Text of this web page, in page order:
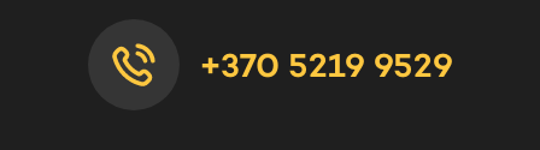
+370 5219 9529